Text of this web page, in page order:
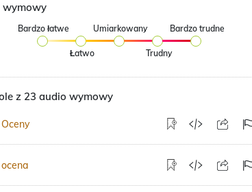
wymowy
Bardzo łatwe
Łatwo
Umiarkowany
Trudny
Bardzo trudne
z 23 audio wymowy
Oceny
ocena